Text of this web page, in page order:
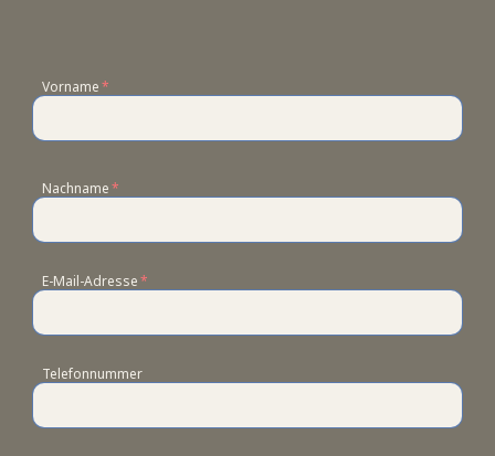
Vorname*
Nachname*
E-Mail-Adresse*
Telefonnummer